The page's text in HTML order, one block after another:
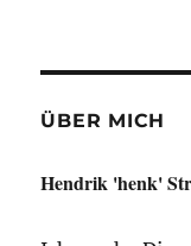
ÜBER MICH
Hendrik 'henk'